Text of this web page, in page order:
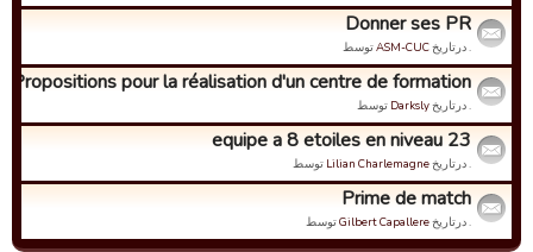
Donner ses PR
. درتاریخASM-CUCتوسط
Propositions pour la réalisation d'un centre de formation
. درتاریخDarksly توسط
equipe a 8 etoiles en niveau 23
. درتاریخLilian Charlemagne توسط
Prime de match
. درتاریخGilbert Capallereتوسط